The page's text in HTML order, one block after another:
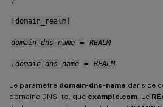
[domain_realm]
domain-dns-name = REALM
.domain-dns-name = REALM
Le paramètre domain-dns-name dans ce
domaine DNS, tel que example.com . Le